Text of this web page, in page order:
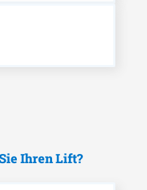
Ihren Lift?